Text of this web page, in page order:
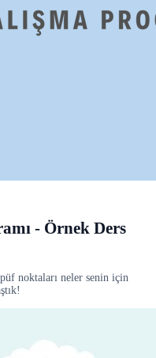
- Örnek Ders
püf noktaları neler senin için